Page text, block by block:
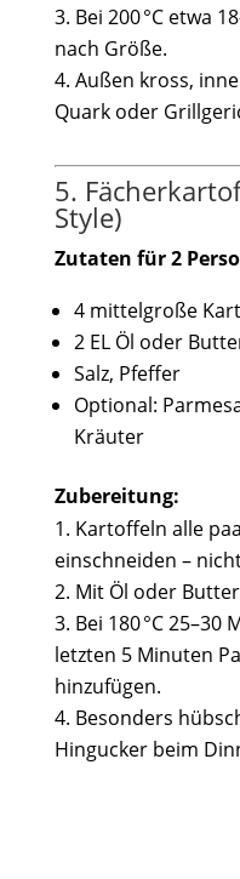
Bei 200 °C etwa
nach Größe.
Außen kross,
Quark oder
5.
Style)
Zutaten für 2
4 mittelgroße
2 EL Öl oder
Salz, Pfeffer
Optional:
Kräuter
Zubereitung:
Kartoffeln alle
einschneiden –
Mit Öl oder
Bei 180 °C
letzten 5 Minuten
hinzufügen.
Besonders
Hingucker beim